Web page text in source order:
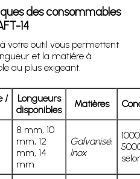
des consommables
14
votre outil vous permettent
et la matière à
au plus exigeant.
/
Longueurs
disponibles
Matières
8 mm, 10
mm, 12
mm, 14
mm
Galvanisé,
Inox